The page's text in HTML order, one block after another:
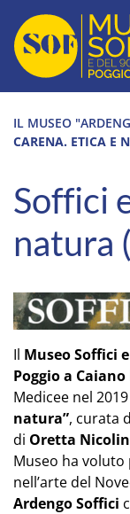
Home
Sezione
Vai alla
Vai alla
Vai alla
Vai alla
Vai alla
IL MUSEO
CARENA. ETICA E
Soffici
natura
Il Museo Soffici
Poggio a Caiano
Medicee nel
natura”, curata
di Oretta
Museo ha
nell’arte del
Ardengo Soffici